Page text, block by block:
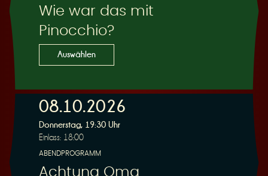
r
u
Wie war das mit
Pinocchio?
Auswählen
08.10.2026
Donnerstag, 19:30 Uhr
Einlass: 18:00
ABENDPROGRAMM
Achtung Oma